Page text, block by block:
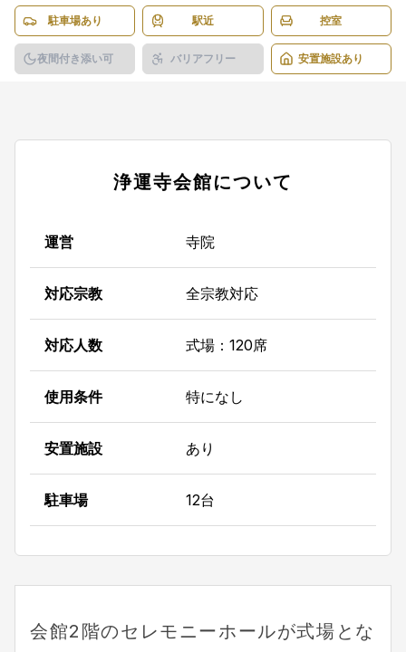
駐車場あり 駅近 控室
夜間付き添い可 バリアフリー 安置施設あり
浄運寺会館について
運営 寺院
対応宗教 全宗教対応
対応人数 式場：120席
使用条件 特になし
安置施設 あり
駐車場 12台
会館2階のセレモニーホールが式場とな